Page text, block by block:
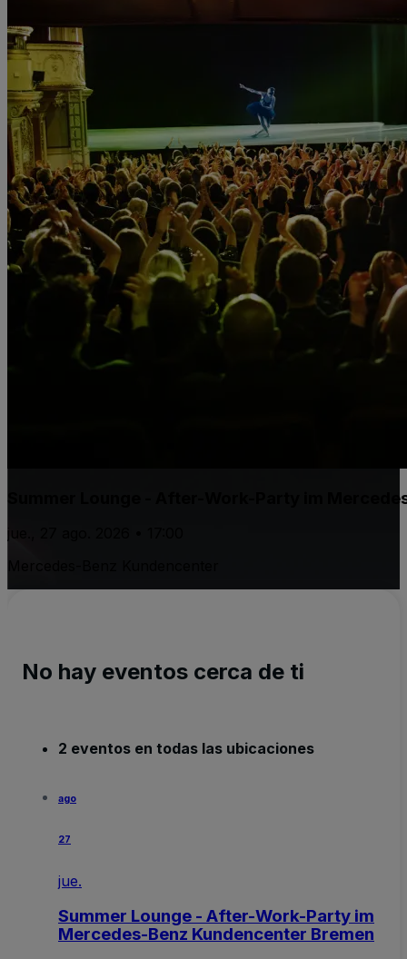
Summer Lounge - After-Work-Party im
No hay eventos cerca de ti
2 eventos en todas las ubicaciones
ago
27
jue.
Summer Lounge - After-Work-Party im
Mercedes-Benz Kundencenter Bremen